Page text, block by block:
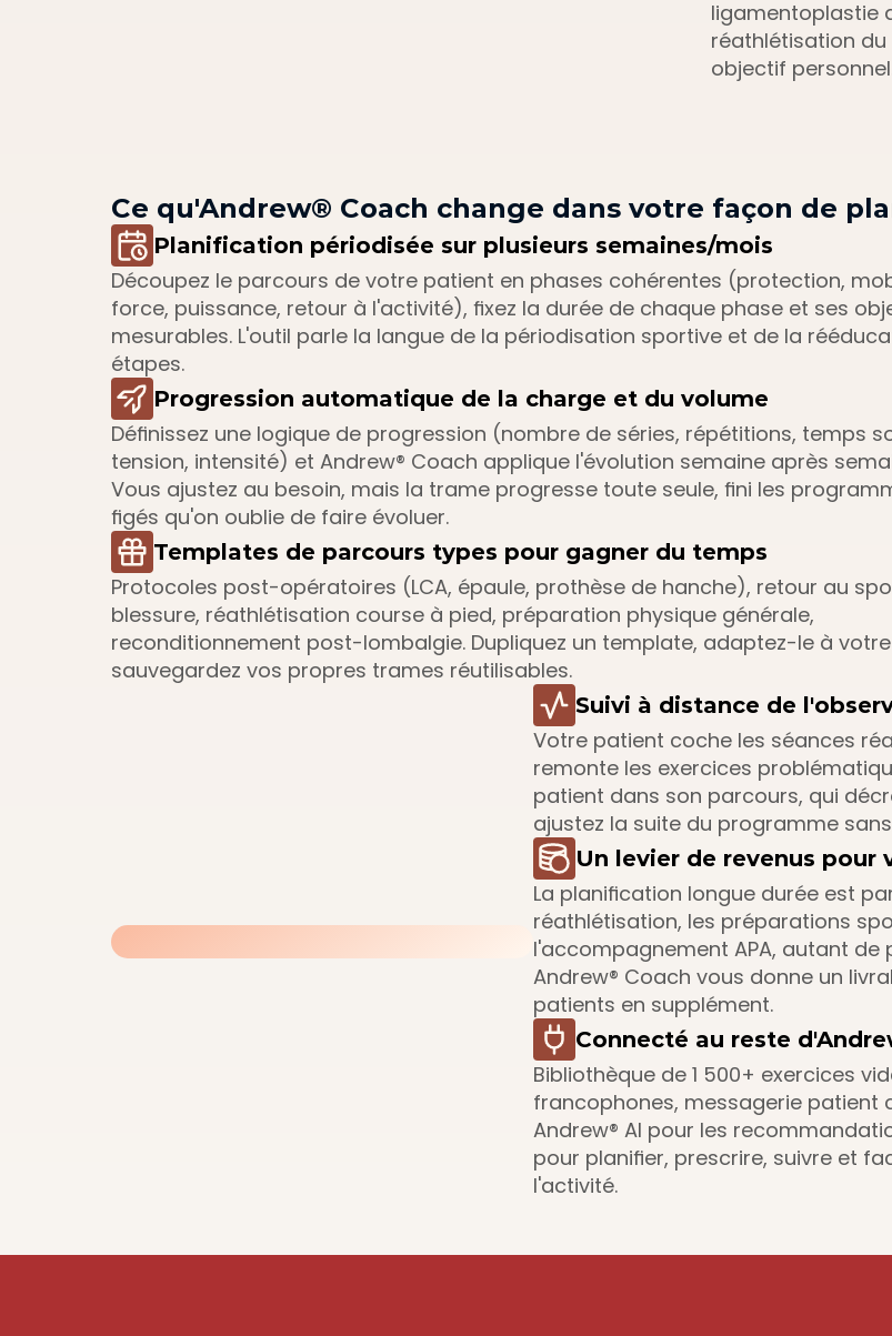
ligamentoplastie
réathlétisation
objectif
Ce qu'Andrew® Coach change dans votre façon de
Planification périodisée sur plusieurs semaines/mois
Découpez le parcours de votre patient en phases cohérentes (protection,
force, puissance, retour à l'activité), fixez la durée de chaque phase et ses
mesurables. L'outil parle la langue de la périodisation sportive et de la
étapes.
Progression automatique de la charge et du volume
Définissez une logique de progression (nombre de séries, répétitions, temps
tension, intensité) et Andrew® Coach applique l'évolution semaine après
Vous ajustez au besoin, mais la trame progresse toute seule, fini les
figés qu'on oublie de faire évoluer.
Templates de parcours types pour gagner du temps
Protocoles post-opératoires (LCA, épaule, prothèse de hanche), retour au
blessure, réathlétisation course à pied, préparation physique générale,
reconditionnement post-lombalgie. Dupliquez un template, adaptez-le à
sauvegardez vos propres trames réutilisables.
Suivi à distance de
Votre patient coche les séances
remonte les exercices
patient dans son parcours, qui
ajustez la suite du programme
Un levier de revenus pour
La planification longue durée est
réathlétisation, les préparations
l'accompagnement APA, autant
Andrew® Coach vous donne un
patients en supplément.
Connecté au reste
Bibliothèque de 1 500+ exercices
francophones, messagerie patient
Andrew® AI pour les
pour planifier, prescrire, suivre et
l'activité.